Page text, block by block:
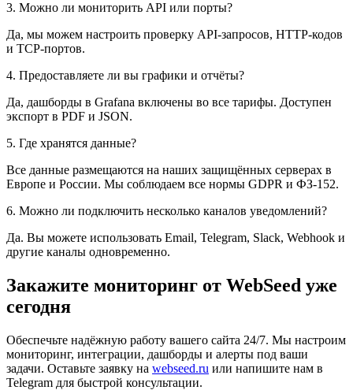
3. Можно ли мониторить API или порты?
Да, мы можем настроить проверку API-запросов, HTTP-кодов
и TCP-портов.
4. Предоставляете ли вы графики и отчёты?
Да, дашборды в Grafana включены во все тарифы. Доступен
экспорт в PDF и JSON.
5. Где хранятся данные?
Все данные размещаются на наших защищённых серверах в
Европе и России. Мы соблюдаем все нормы GDPR и ФЗ-152.
6. Можно ли подключить несколько каналов уведомлений?
Да. Вы можете использовать Email, Telegram, Slack, Webhook и
другие каналы одновременно.
Закажите мониторинг от WebSeed уже
сегодня
Обеспечьте надёжную работу вашего сайта 24/7. Мы настроим
мониторинг, интеграции, дашборды и алерты под ваши
задачи. Оставьте заявку на webseed.ru или напишите нам в
Telegram для быстрой консультации.